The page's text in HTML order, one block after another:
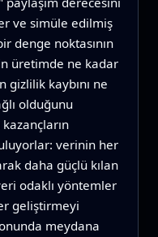
ve simüle edilmiş
denge noktasının
üretimde ne kadar
gizlilik kaybını ne
olduğunu
verinin her
daha güçlü kılan
odaklı yöntemler
geliştirmeyi
meydana